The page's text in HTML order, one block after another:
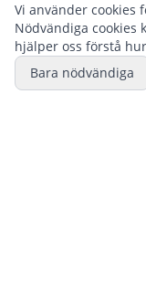
Vi använder cookies
Nödvändiga cookies
hjälper oss förstå
Bara nödvändiga